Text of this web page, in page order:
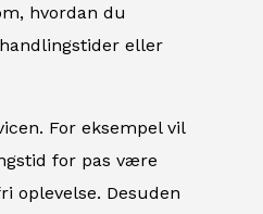
hvordan du
eller
For eksempel vil
for pas være
oplevelse. Desuden